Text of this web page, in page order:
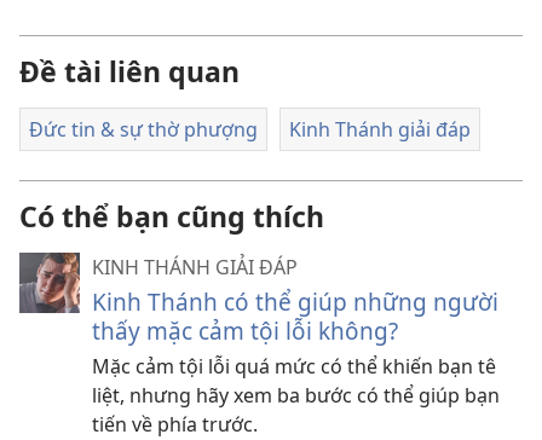
Đề tài liên quan
Đức tin & sự thờ phượng Kinh Thánh giải đáp
Có thể bạn cũng thích
KINH THÁNH GIẢI ĐÁP
Kinh Thánh có thể giúp những người
thấy mặc cảm tội lỗi không?
Mặc cảm tội lỗi quá mức có thể khiến bạn tê
liệt, nhưng hãy xem ba bước có thể giúp bạn
tiến về phía trước.